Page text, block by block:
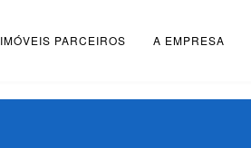
IMÓVEIS PARCEIROS A EMPRESA